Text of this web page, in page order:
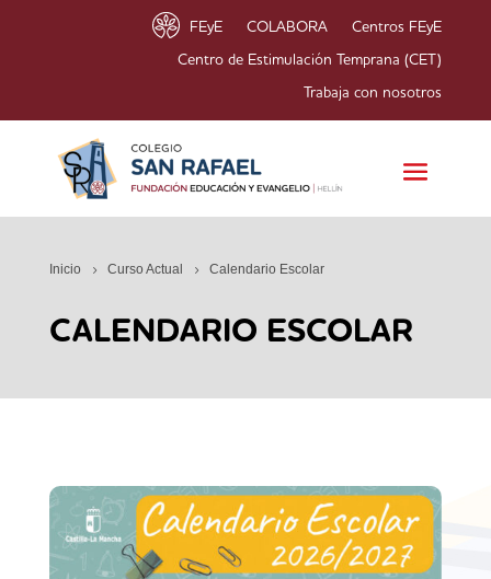
FEyE COLABORA Centros FEyE
Centro de Estimulación Temprana (CET)
Trabaja con nosotros
Inicio Curso Actual Calendario Escolar
CALENDARIO ESCOLAR